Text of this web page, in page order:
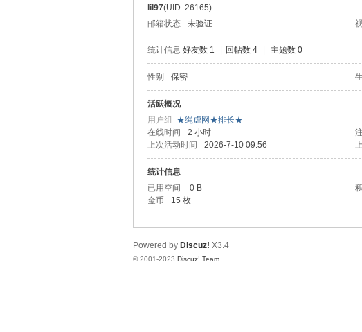
lil97(UID: 26165)
邮箱状态
未验证
统计信息 好友数 1 回帖数 4 主题数 0
性别 保密
活跃概况
用户组 ★绳虐网★排长★
在线时间
2 小时
上次活动时间
2026-7-10 09:56
统计信息
已用空间
0 B
金币
15 枚
Powered by Discuz! X3.4
© 2001-2023 Discuz! Team